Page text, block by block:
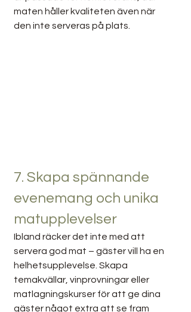
maten håller kvaliteten även när
den inte serveras på plats.
7. Skapa spännande
evenemang och unika
matupplevelser
Ibland räcker det inte med att
servera god mat – gäster vill ha en
helhetsupplevelse. Skapa
temakvällar, vinprovningar eller
matlagningskurser för att ge dina
gäster något extra att se fram